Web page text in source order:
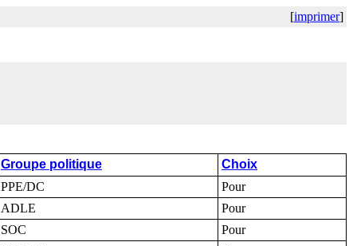
[imprimer]
Groupe politique
Choix
PPE/DC
Pour
ADLE
Pour
SOC
Pour